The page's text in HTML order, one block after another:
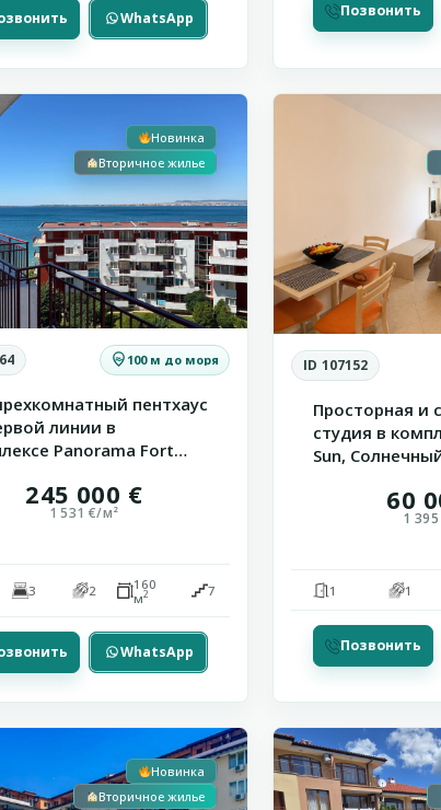
WhatsApp Позвонить
Новинка
Вторичное жилье
Снижена цена
100 м до моря
пентхаус
линии в
Panorama Fort
245 000 €
1 531 €/м²
3 2
160
м2 7
WhatsApp
12
Берег
ID 107152
Просторная и
студия в
Sun,
60
1
1 1
Позвонить
Новинка
Вторичное жилье
11
Влас